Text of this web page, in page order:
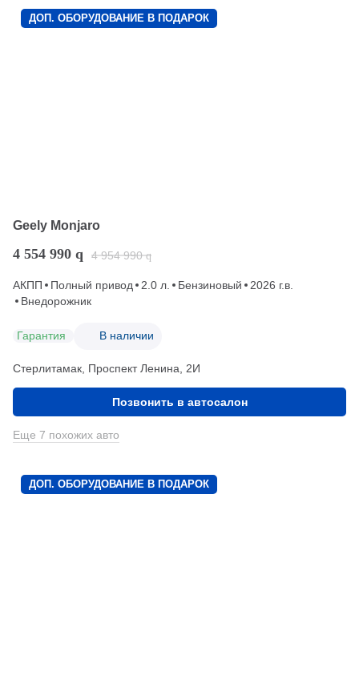
ДОП. ОБОРУДОВАНИЕ В ПОДАРОК
Geely Monjaro
4 554 990 q 4 954 990 q
АКПП Полный привод 2.0 л. Бензиновый
2026 г.в.
Внедорожник
Гарантия В наличии
Стерлитамак, Проспект Ленина, 2И
Позвонить в автосалон
Еще 7 похожих авто
ДОП. ОБОРУДОВАНИЕ В ПОДАРОК